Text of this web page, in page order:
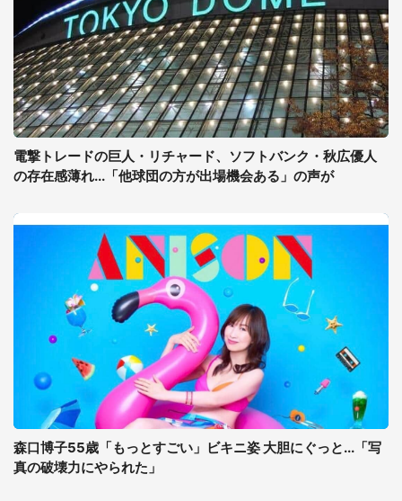
電撃トレードの巨人・リチャード、ソフトバンク・秋広優人
の存在感薄れ...「他球団の方が出場機会ある」の声が
森口博子55歳「もっとすごい」ビキニ姿 大胆にぐっと...「写
真の破壊力にやられた」